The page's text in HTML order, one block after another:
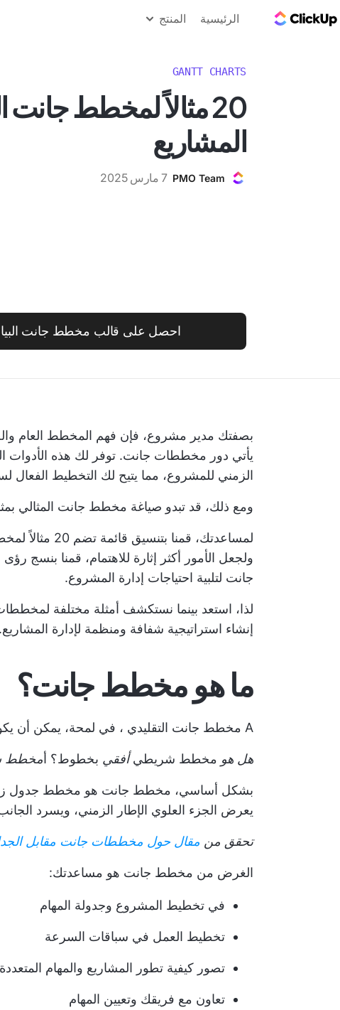
الرئيسية المنتج
GANTT CHARTS
20 مثالاً لمخطط جانت
المشاريع
PMO Team 7 مارس 2025
احصل على قالب مخطط جانت
بصفتك مدير مشروع، فإن فهم المخطط العام
يأتي دور مخططات جانت. توفر لك هذه الأدوات
الزمني للمشروع، مما يتيح لك التخطيط الفعال
ومع ذلك، قد تبدو صياغة مخطط جانت المثالي
لمساعدتك،
ولجعل الأمور أكثر إثارة للاهتمام، قمنا
جانت لتلبية احتياجات إدارة المشروع.
لذا، استعد بينما نستكشف أمثلة مختلفة
إنشاء استراتيجية شفافة ومنظمة لإدارة المشاريع.
ما هو مخطط جانت؟
A مخطط جانت التقليدي ، في لمحة، يمكن أن
هل هو مخطط شريطيأفقي بخطوط؟ أمخطط
بشكل أساسي، مخطط جانت هو مخطط جدول
يعرض الجزء العلوي الإطار الزمني، ويسرد
تحقق من مقال حول مخططات جانت مقابل
الغرض من مخطط جانت هو مساعدتك:
في تخطيط المشروع وجدولة المهام
تخطيط العمل في سباقات السرعة
تصور كيفية تطور المشاريع والمهام
تعاون مع فريقك وتعيين المهام